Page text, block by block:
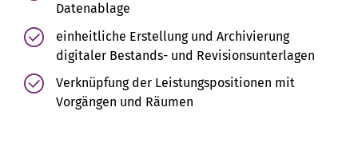
Datenablage
einheitliche Erstellung und Archivierung
digitaler Bestands- und Revisionsunterlagen
Verknüpfung der Leistungspositionen mit
Vorgängen und Räumen